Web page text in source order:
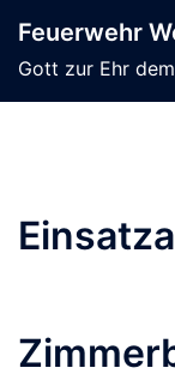
Inhalt
springen
Feuerwehr
Gott zur Ehr